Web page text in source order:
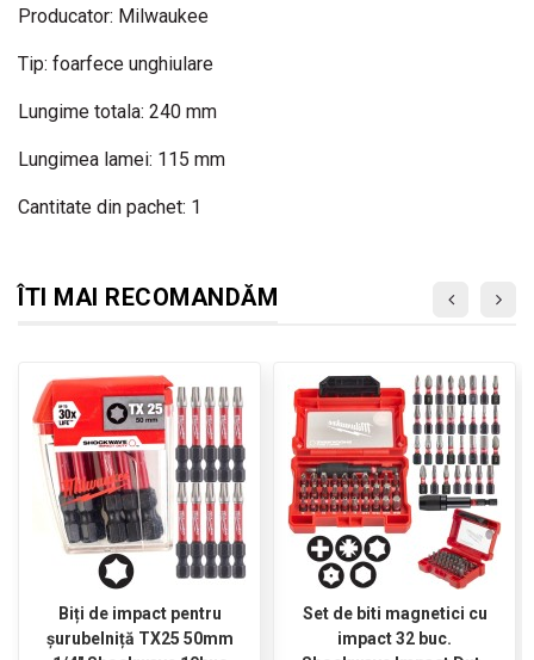
Producator: Milwaukee
Tip: foarfece unghiulare
Lungime totala: 240 mm
Lungimea lamei: 115 mm
Cantitate din pachet: 1
ÎTI MAI RECOMANDĂM
Biți de impact pentru
șurubelniță TX25 50mm
Set de biti magnetici cu
impact 32 buc.